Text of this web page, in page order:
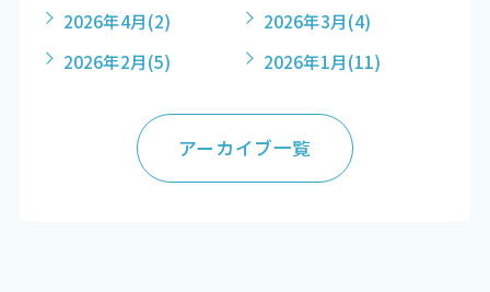
2026年4月(2) 2026年3月(4)
2026年2月(5) 2026年1月(11)
アーカイブ一覧